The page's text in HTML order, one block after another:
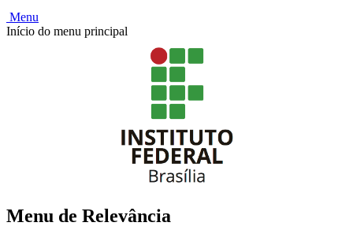
Menu
Início do menu principal
Menu de Relevância